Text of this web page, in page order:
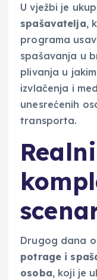
U vježbi je
spašavatelja,
programa
spašavanja u
plivanja u
izvlačenja i
unesrećenih
transporta.
Drugog dana
potrage i
osoba, koji je